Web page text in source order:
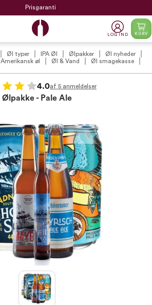
LOG IND KURV
Øl typer IPA Øl Ølpakker
Øl nyheder
Amerikansk øl Øl & Vand Øl smagekasse
4.0af 5 anmeldelser
Ølpakke - Pale Ale